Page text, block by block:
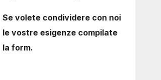
Se volete condividere con noi
le vostre esigenze compilate
la form.